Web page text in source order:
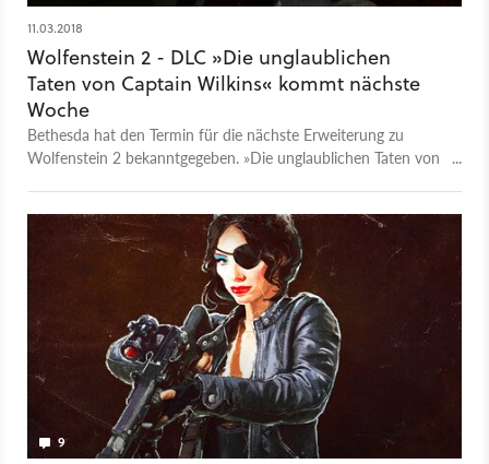
11.03.2018
Wolfenstein 2 - DLC »Die unglaublichen
Taten von Captain Wilkins« kommt nächste
Woche
Bethesda hat den Termin für die nächste Erweiterung zu
Wolfenstein 2 bekanntgegeben. »Die unglaublichen Taten von
9